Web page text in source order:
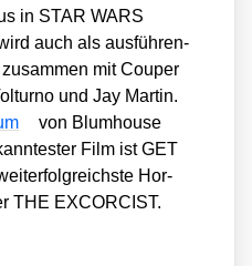
in STAR WARS
auch als aus­füh­ren­
mit Cou­per
und Jay Mar­tin.
von Blum­house
Film ist GET
Hor­
THE EXCORCIST.